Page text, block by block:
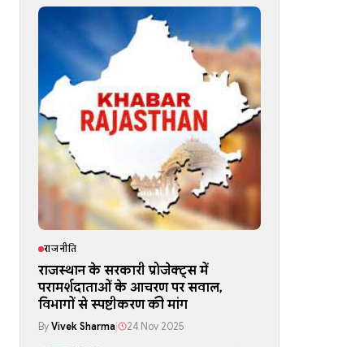
राजनीति
राजस्थान के सरकारी प्रोजेक्ट्स में
परामर्शदाताओं के आचरण पर सवाल,
विभागों से स्पष्टीकरण की मांग
By Vivek Sharma 24 Nov 2025